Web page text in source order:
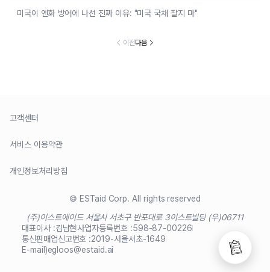
미국이 엔화 방어에 나선 진짜 이유: "미국 국채 팔지 마"
이전다음
고객센터
서비스 이용약관
개인정보처리방침
© ESTaid Corp. All rights reserved
(주)이스트에이드 서울시 서초구 반포대로 3이스트빌딩 (우)06711
대표이사 :김남현사업자등록번호 :598-87-00226
통신판매업신고번호 :2019-서울서초-1649
E-mail)egloos@estaid.ai